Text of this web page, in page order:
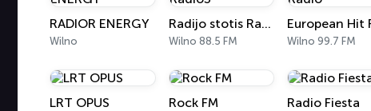
RADIOR ENERGY
Wilno
Radijo stotis Radio3
Wilno 88.5 FM Wilno 99.7 FM
LRT OPUS Rock FM Radio Fiesta